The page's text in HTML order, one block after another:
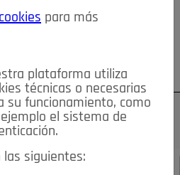
MIS ANUNCIOS CONTACTO
¿Olvidó su contraseña?
para más
plataforma utiliza
técnicas o necesarias
su funcionamiento, como
el sistema de
las siguientes: